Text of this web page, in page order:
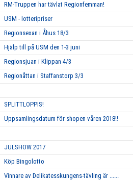
RM-Truppen har tävlat Regionfemman!
USM - lotteripriser
Regionsexan i Åhus 18/3
Hjälp till på USM den 1-3 juni
Regionsjuan i Klippan 4/3
Regionåttan i Staffanstorp 3/3
SPLITTLOPPIS!
Uppsamlingsdatum för shopen våren 2018!!
JULSHOW 2017
Köp Bingolotto
Vinnare av Delikatesskungens-tävling är ......